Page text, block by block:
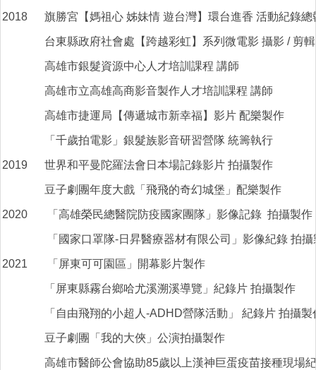
2018 旗勝宮【媽祖心 姊妹情 遊台灣】環台進香 活動紀錄總
台東縣政府社會處【跨越彩虹】系列微電影 攝影 / 剪
高雄市銀髮資源中心人才培訓課程 講師
高雄市立高雄高商影音製作人才培訓課程 講師
高雄市捷運局【傳遞城市新幸福】影片 配樂製作
「千歲拍電影」銀髮族影音研習營隊 統籌執行
2019 世界和平曼陀羅法會日本場記錄影片 拍攝製作
豆子劇團年度大戲「飛飛的奇幻城堡」配樂製作
2020 「高雄榮民總醫院防疫國家團隊」影像記錄 拍攝製作
「國家口罩隊-日昇醫療器材有限公司」影像紀錄 拍攝
2021 「屏東可可園區」開幕影片製作
「屏東縣霧台鄉哈尤溪溯溪導覽」紀錄片 拍攝製作
「自由飛翔的小超人-ADHD營隊活動」 紀錄片 拍攝製
豆子劇團「我的大俠」公演拍攝製作
高雄市醫師公會協助85歲以上漢神巨蛋疫苗接種現場